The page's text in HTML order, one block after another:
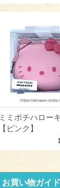
ミミポチハロー
【ピンク】
お買い物ガイド